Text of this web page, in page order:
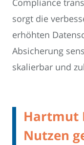
Compliance
sorgt die
erhöhten
Absicherung
skalierbar und
Hartmut
Nutzen